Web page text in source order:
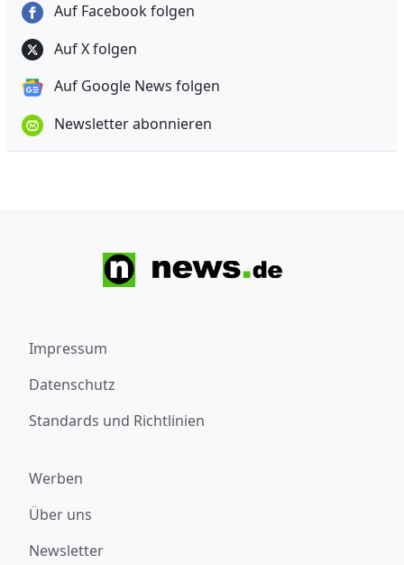
Auf Facebook folgen
Auf X folgen
Auf Google News folgen
Newsletter abonnieren
Impressum
Datenschutz
Standards und Richtlinien
Werben
Über uns
Newsletter